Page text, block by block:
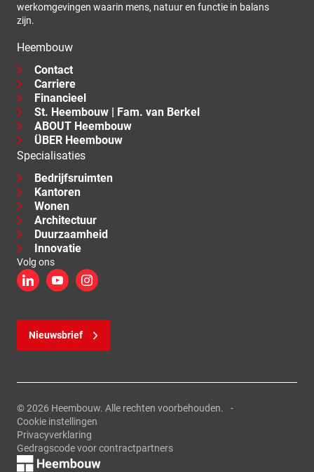
werkomgevingen waarin mens, natuur en functie in balans
zijn.
Heembouw
Contact
Carriere
Financieel
St. Heembouw | Fam. van Berkel
ABOUT Heembouw
ÜBER Heembouw
Specialisaties
Bedrijfsruimten
Kantoren
Wonen
Architectuur
Duurzaamheid
Innovatie
Volg ons
LinkedInYouTubeInstagram
Nieuwsbrief
© 2026 Heembouw. Alle rechten voorbehouden.
Cookie instellingen
Privacyverklaring
Gedragscode voor contractpartners